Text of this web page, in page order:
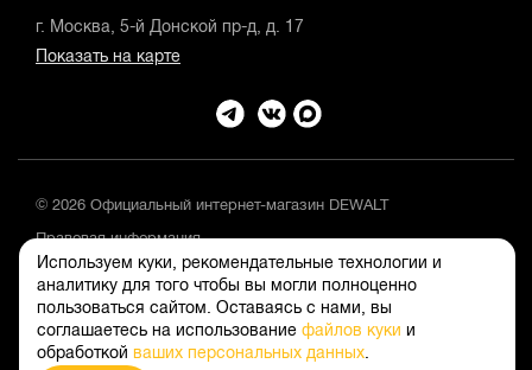
Используем куки, рекомендательные технологии и
аналитику для того чтобы вы могли полноценно
пользоваться сайтом. Оставаясь с нами, вы
соглашаетесь на использование файлов куки и
обработкой ваших персональных данных.
г. Москва, 5-й Донской пр-д, д. 17
Показать на карте
© 2026 Официальный интернет-магазин DEWALT
Правовая информация
Положение об обработке и защите персональных данных